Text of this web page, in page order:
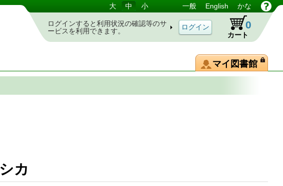
大 中 小 一般 English かな
ログインすると利用状況の確認等のサ
ービスを利用できます。
カート
0
マイ図書館
シカ